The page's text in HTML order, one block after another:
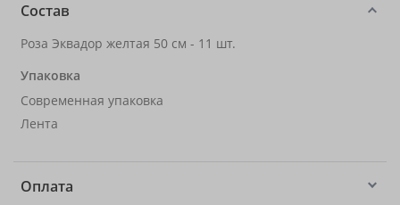
Состав
Роза Эквадор желтая 50 см - 11 шт.
Упаковка
Современная упаковка
Лента
Оплата